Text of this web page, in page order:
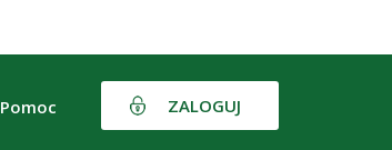
Pomoc ZALOGUJ